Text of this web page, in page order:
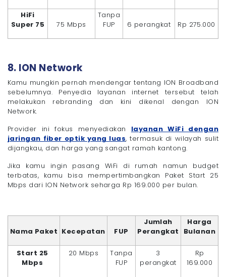
HiFi
Super 75
75 Mbps
Tanpa
FUP
6 perangkat Rp 275.000
8. ION Network
Kamu mungkin pernah mendengar tentang ION Broadband
sebelumnya. Penyedia layanan internet tersebut telah
melakukan rebranding dan kini dikenal dengan ION
Network.
Provider ini fokus menyediakan layanan WiFi dengan
jaringan fiber optik yang luas, termasuk di wilayah sulit
dijangkau, dan harga yang sangat ramah kantong.
Jika kamu ingin pasang WiFi di rumah namun budget
terbatas, kamu bisa mempertimbangkan Paket Start 25
Mbps dari ION Network seharga Rp 169.000 per bulan.
Nama Paket Kecepatan FUP
Jumlah
Perangkat
Harga
Bulanan
Start 25
Mbps
20 Mbps
Tanpa
FUP
3
perangkat
Rp
169.000